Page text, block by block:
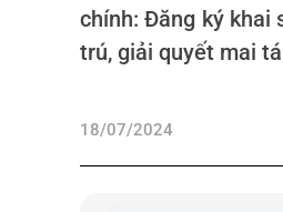
chính: Đăng ký khai
trú, giải quyết mai
18/07/2024